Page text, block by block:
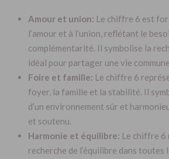
Amour et union: Le chiffre 6 est
l’amour et à l’union, reflétant le
complémentarité. Il symbolise la
idéal pour partager une vie
Foire et famille: Le chiffre 6
foyer, la famille et la stabilité. Il
d’un environnement sûr et
et soutenu.
Harmonie et équilibre: Le chiffre 6
recherche de l’équilibre dans toutes